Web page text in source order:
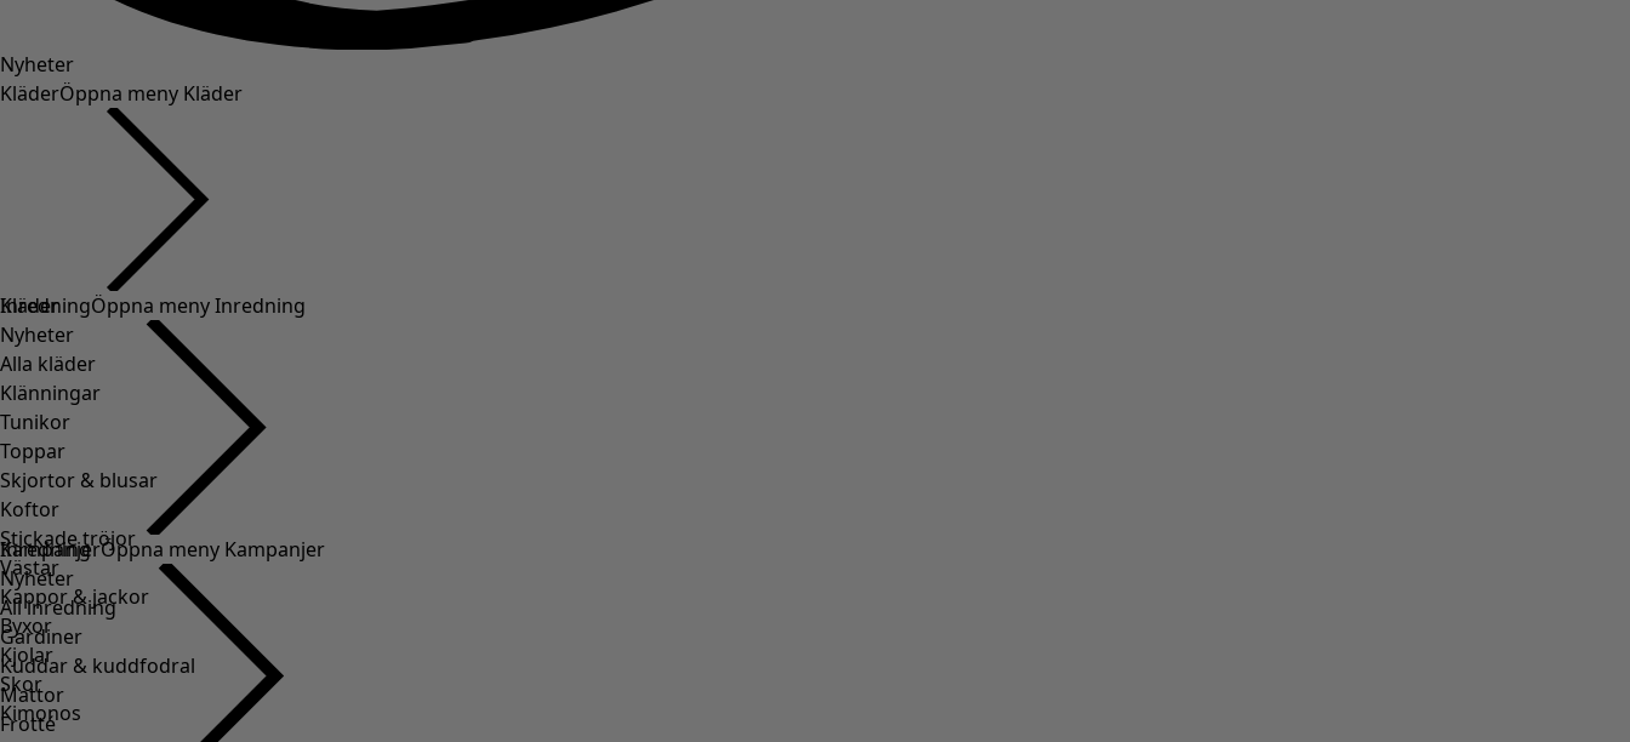
Nyheter
KläderÖppna meny Kläder
Kläder
Nyheter
Alla kläder
Klänningar
Tunikor
Toppar
Skjortor & blusar
Koftor
Stickade tröjor
Västar
Kappor & jackor
Byxor
Kjolar
Skor
Kimonos
InredningÖppna meny Inredning
Inredning
Nyheter
All inredning
Gardiner
Kuddar & kuddfodral
Mattor
Frotté
KampanjerÖppna meny Kampanjer